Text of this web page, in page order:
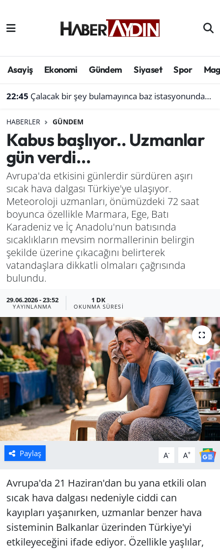
Asayiş Ekonomi Gündem Siyaset Spor
22:45 Çalacak bir şey bulamayınca baz istasyonundan akü çaldı
HABERLER GÜNDEM
Kabus başlıyor.. Uzmanlar
gün verdi...
Avrupa'da etkisini günlerdir sürdüren aşırı
sıcak hava dalgası Türkiye'ye ulaşıyor.
Meteoroloji uzmanları, önümüzdeki 72 saat
boyunca özellikle Marmara, Ege, Batı
Karadeniz ve İç Anadolu'nun batısında
sıcaklıkların mevsim normallerinin belirgin
şekilde üzerine çıkacağını belirterek
vatandaşlara dikkatli olmaları çağrısında
bulundu.
29.06.2026 - 23:52
YAYINLANMA
1 DK
OKUNMA SÜRESI
Paylaş A- A+
Avrupa'da 21 Haziran'dan bu yana etkili olan
sıcak hava dalgası nedeniyle ciddi can
kayıpları yaşanırken, uzmanlar benzer hava
sisteminin Balkanlar üzerinden Türkiye'yi
etkileyeceğini ifade ediyor. Özellikle yaşlılar,
Afyonkarahisar
Çevre
Genel
Haber
Izmir
Kütahya
Manisa
Muğla
Aydın Hava Durumu
Süper Lig Puan Durumu ve Fikstür
Son Dakika Haberleri
Haber Arşivi